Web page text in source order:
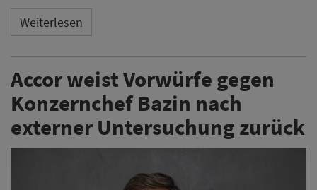
Weiterlesen
Accor weist Vorwürfe gegen
Konzernchef Bazin nach
externer Untersuchung zurück